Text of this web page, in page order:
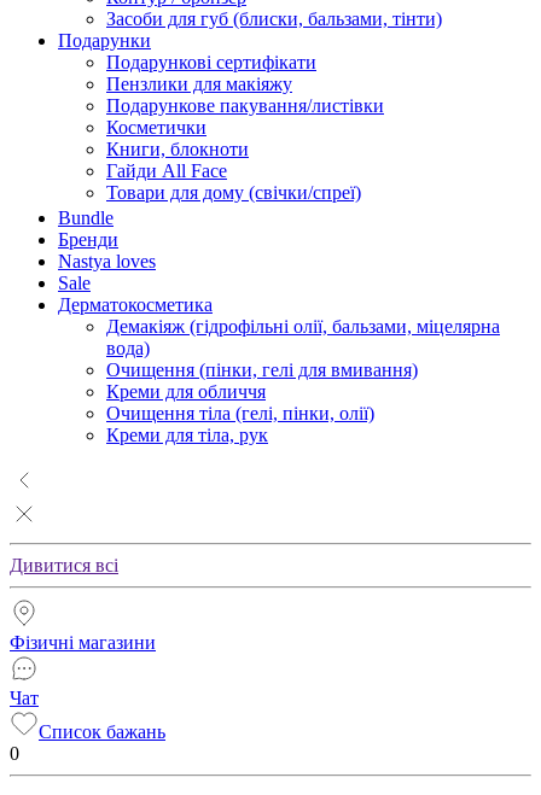
Засоби для губ (блиски, бальзами, тінти)
Подарунки
Подарункові сертифікати
Пензлики для макіяжу
Подарункове пакування/листівки
Косметички
Книги, блокноти
Гайди All Face
Товари для дому (свічки/спреї)
Bundle
Бренди
Nastya loves
Sale
Дерматокосметика
Демакіяж (гідрофільні олії, бальзами, міцелярна
вода)
Очищення (пінки, гелі для вмивання)
Креми для обличчя
Очищення тіла (гелі, пінки, олії)
Креми для тіла, рук
Дивитися всі
Фізичні магазини
Чат
Список бажань
0